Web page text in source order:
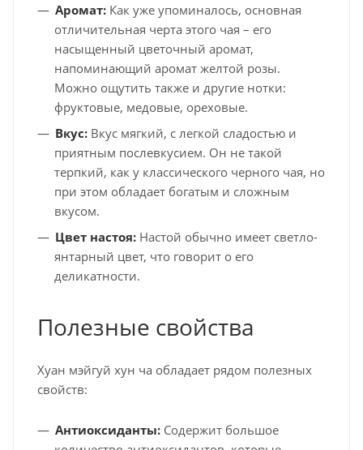
Аромат: Как уже упоминалось, основная
отличительная черта этого чая – его
насыщенный цветочный аромат,
напоминающий аромат желтой розы.
Можно ощутить также и другие нотки:
фруктовые, медовые, ореховые.
Вкус: Вкус мягкий, с легкой сладостью и
приятным послевкусием. Он не такой
терпкий, как у классического черного чая, но
при этом обладает богатым и сложным
вкусом.
Цвет настоя: Настой обычно имеет светло-
янтарный цвет, что говорит о его
деликатности.
Полезные свойства
Хуан мэйгуй хун ча обладает рядом полезных
свойств:
Антиоксиданты: Содержит большое